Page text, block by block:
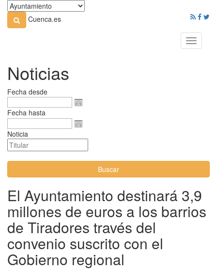
Cuenca.es
Toggle
Noticias
Fecha desde
Fecha hasta
Noticia
Buscar
El Ayuntamiento destinará 3,9
millones de euros a los barrios
de Tiradores través del
convenio suscrito con el
Gobierno regional